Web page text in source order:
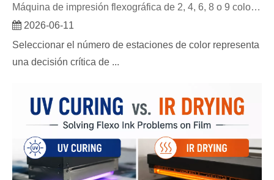
Máquina de impresión flexográfica de 2, 4, 6, 8 o 9 colores: ¿cuál debo elegir?
2026-06-11
Seleccionar el número de estaciones de color representa
una decisión crítica de ...